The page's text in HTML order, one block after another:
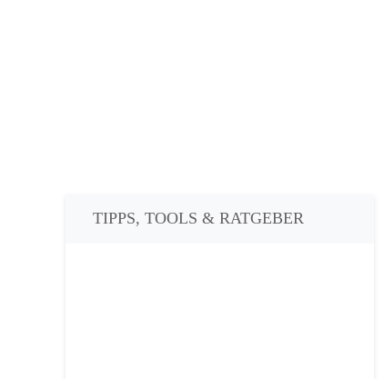
TIPPS, TOOLS & RATGEBER